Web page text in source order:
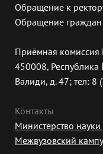
Обращение к
Обращение граждан
Приёмная
450008, Республика
Валиди, д. 47; тел: 8
Контакты
Министерство
Межвузовский